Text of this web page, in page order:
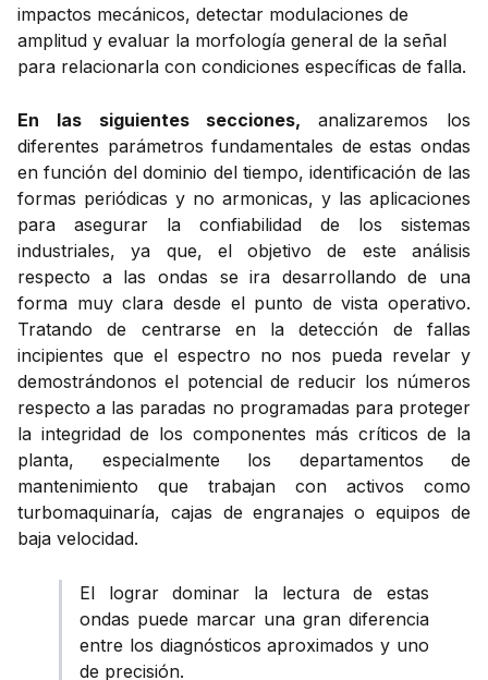
impactos mecánicos, detectar modulaciones de
amplitud y evaluar la morfología general de la señal
para relacionarla con condiciones específicas de falla.
En las siguientes secciones,analizaremos los
diferentes parámetros fundamentales de estas ondas
en función del dominio del tiempo, identificación de las
formas periódicas y no armonicas, y las aplicaciones
para asegurar la confiabilidad de los sistemas
industriales, ya que, el objetivo de este análisis
respecto a las ondas se ira desarrollando de una
forma muy clara desde el punto de vista operativo.
Tratando de centrarse en la detección de fallas
incipientes que el espectro no nos pueda revelar y
demostrándonos el potencial de reducir los números
respecto a las paradas no programadas para proteger
la integridad de los componentes más críticos de la
planta, especialmente los departamentos de
mantenimiento que trabajan con activos como
turbomaquinaría, cajas de engranajes o equipos de
baja velocidad.
El lograr dominar la lectura de estas
ondas puede marcar una gran diferencia
entre los diagnósticos aproximados y uno
de precisión.